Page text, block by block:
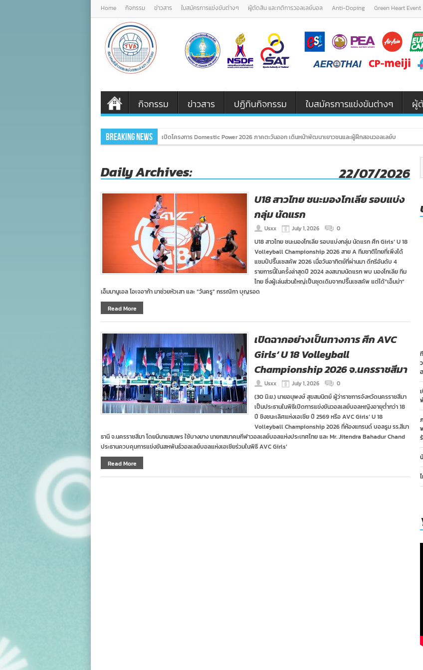
Home กิจกรรม ข่าวสาร ใบสมัครการแข่งขันต่างๆ ผู้ตัดสิน และกติการวอลเลย์บอล Anti-Doping Green Heart Event
กิจกรรม ข่าวสาร ปฏิทินกิจกรรม ใบสมัครการแข่งขันต่างๆ ผู้
Breaking News เปิดโครงการ Domestic Power 2026 ภาคตะวันออก เดินหน้าพัฒนาเยาวชนและผู้ฝึกสอนวอลเลย์บอล รุ่น U12 /
Daily Archives: 22/07/2026
U18 สาวไทย ชนะมองโกเลีย รอบแบ่ง
กลุ่ม นัดแรก
Usxx July 1, 2026 0
U18 สาวไทย ชนะมองโกเลีย รอบแบ่งกลุ่ม นัดแรก ศึก Girls’ U 18
Volleyball Championship 2026 สาย A ทีมชาติไทยที่เพิ่งได้
แชมป์ปริ๊นเซสคัพ 2026 เมื่อวันอาทิตย์ที่ผ่านมา ดีกรีอันดับ 4
รายการนี้ในครั้งล่าสุดปี 2024 ลงสนามนัดแรก พบ มองโกเลีย ทีม
ไทย ซึ่งผู้เล่นส่วนใหญ่เป็นชุดเดิมจากปริ๊นเซสคัพ แต่ได้”เอ็มม่า”
เอ็มมานูเอล โอเจอาก้า มาช่วยหัวเสา และ “วันครู” กรรณิกา บุญรอด
Read More
เปิดฉากอย่างเป็นทางการ ศึก AVC
Girls’ U 18 Volleyball
Championship 2026 จ.นครราชสีมา
Usxx July 1, 2026 0
(30 มิ.ย.) นายอนุพงษ์ สุขสมนิตย์ ผู้ว่าราชการจังหวัดนครราชสีมา
เป็นประธานในพิธีเปิดการแข่งขันวอลเลย์บอลหญิงอายุต่ำกว่า 18
ปี ชิงชนะเลิศแห่งเอเชีย ปี 2569 หรือ AVC Girls’ U 18
Volleyball Championship 2026 ที่ห้องแกรนด์ บอลรูม รร.สีมา
ธานี จ.นครราชสีมา โดยมีนายสมพร ใช้บางยาง นายกสมาคมกีฬาวอลเลย์บอลแห่งประเทศไทย และ Mr. Jitendra Bahadur Chand
ประธานควบคุมการแข่งขันสหพันธ์วอลเลย์บอลแห่งเอเชียร่วมในพิธี AVC Girls’
Read More